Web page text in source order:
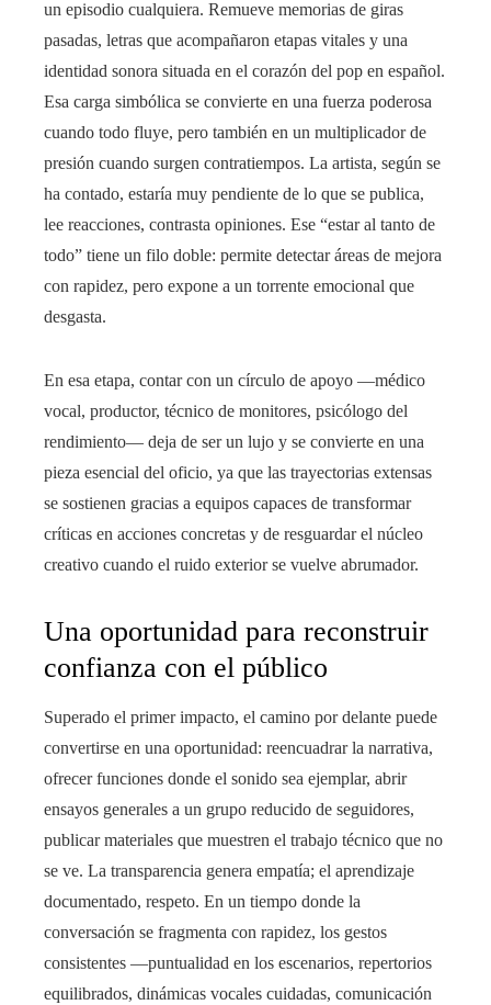
un episodio cualquiera. Remueve memorias de giras
pasadas, letras que acompañaron etapas vitales y una
identidad sonora situada en el corazón del pop en español.
Esa carga simbólica se convierte en una fuerza poderosa
cuando todo fluye, pero también en un multiplicador de
presión cuando surgen contratiempos. La artista, según se
ha contado, estaría muy pendiente de lo que se publica,
lee reacciones, contrasta opiniones. Ese “estar al tanto de
todo” tiene un filo doble: permite detectar áreas de mejora
con rapidez, pero expone a un torrente emocional que
desgasta.
En esa etapa, contar con un círculo de apoyo —médico
vocal, productor, técnico de monitores, psicólogo del
rendimiento— deja de ser un lujo y se convierte en una
pieza esencial del oficio, ya que las trayectorias extensas
se sostienen gracias a equipos capaces de transformar
críticas en acciones concretas y de resguardar el núcleo
creativo cuando el ruido exterior se vuelve abrumador.
Una oportunidad para reconstruir
confianza con el público
Superado el primer impacto, el camino por delante puede
convertirse en una oportunidad: reencuadrar la narrativa,
ofrecer funciones donde el sonido sea ejemplar, abrir
ensayos generales a un grupo reducido de seguidores,
publicar materiales que muestren el trabajo técnico que no
se ve. La transparencia genera empatía; el aprendizaje
documentado, respeto. En un tiempo donde la
conversación se fragmenta con rapidez, los gestos
consistentes —puntualidad en los escenarios, repertorios
equilibrados, dinámicas vocales cuidadas, comunicación